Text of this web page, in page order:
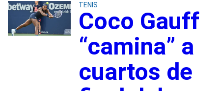
TENIS
Coco Gauff
“camina” a
cuartos de